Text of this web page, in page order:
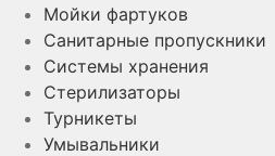
Мойки фартуков
Санитарные пропускники
Системы хранения
Стерилизаторы
Турникеты
Умывальники